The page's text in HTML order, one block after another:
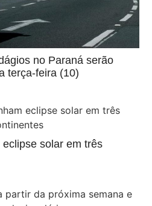
no Paraná serão
terça-feira (10)
solar em três